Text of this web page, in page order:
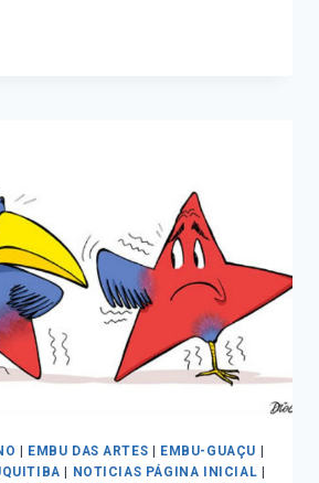
| EMBU DAS ARTES | EMBU-GUAÇU |
| NOTICIAS PÁGINA INICIAL |